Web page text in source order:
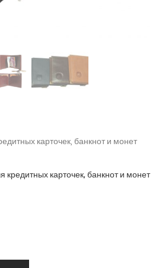
карточек, банкнот и монет
кредитных карточек, банкнот и монет